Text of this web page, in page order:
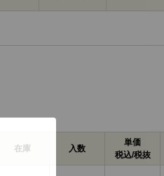
在庫 入数
単価
税込/税抜